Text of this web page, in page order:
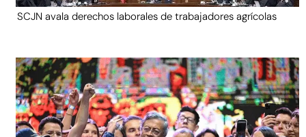
SCJN avala derechos laborales de trabajadores agrícolas